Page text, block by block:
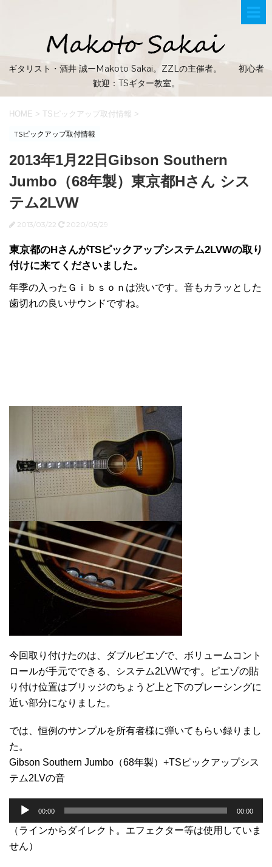
ギタリスト・酒井 誠ーMakoto Sakai。ZZLの主催者。 初心者
歓迎：TSギター教室。
HOME > TSピックアップ取付情報 >
TSピックアップ取付情報
2013年1月22日Gibson Southern
Jumbo（68年製）東京都Hさん シス
テム2LVW
2013/03/22 2020/05/29
東京都のHさんがTSピックアップシステム2LVWの取り
付けに来てくださいました。
年季の入ったＧｉｂｓｏｎは渋いです。音もカラッとした
歯切れの良いサウンドですね。
今回取り付けたのは、ダブルピエゾで、ボリュームコント
ロールが手元でできる、システム2LVWです。ピエゾの貼
り付け位置はブリッジのちょうど上と下のブレーシングに
近い部分になりました。
では、恒例のサンプルを所有者様に弾いてもらい録りまし
た。
Gibson Southern Jumbo（68年製）+TSピックアップシス
テム2LVの音
プ
レ
00:00 00:00
（ラインからダイレクト。エフェクター等は使用していま
せん）